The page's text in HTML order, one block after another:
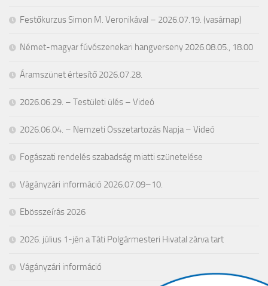
Festőkurzus Simon M. Veronikával – 2026.07.19. (vasárnap)
Német-magyar fúvószenekari hangverseny 2026.08.05., 18.00
Áramszünet értesítő 2026.07.28.
2026.06.29. – Testületi ülés – Videó
2026.06.04. – Nemzeti Összetartozás Napja – Videó
Fogászati rendelés szabadság miatti szünetelése
Vágányzári információ 2026.07.09–10.
Ebösszeírás 2026
2026. július 1-jén a Táti Polgármesteri Hivatal zárva tart
Vágányzári információ